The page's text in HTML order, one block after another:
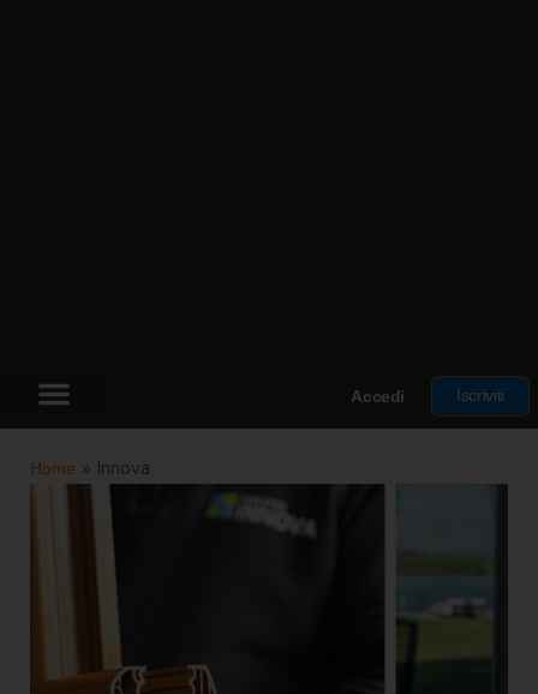
Accedi Iscriviti
Home » Innova